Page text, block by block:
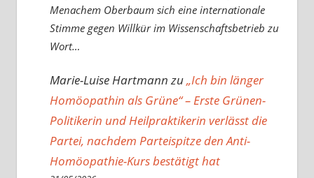
Menachem Oberbaum sich eine internationale
Stimme gegen Willkür im Wissenschaftsbetrieb zu
Wort…
Marie-Luise Hartmannzu„Ich bin länger
Homöopathin als Grüne“ – Erste Grünen-
Politikerin und Heilpraktikerin verlässt die
Partei, nachdem Parteispitze den Anti-
Homöopathie-Kurs bestätigt hat